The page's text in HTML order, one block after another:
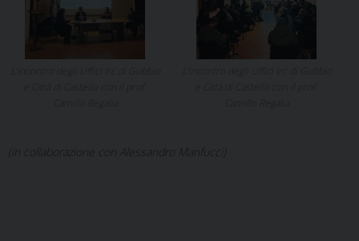
(in collaborazione con Alessandro Manfucci)